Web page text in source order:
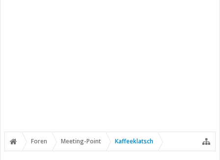
Foren Meeting-Point Kaffeeklatsch